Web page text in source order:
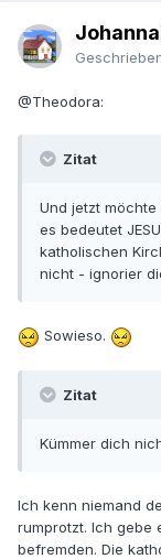
@Theodora:
Zitat
Und jetzt
es bedeutet
katholischen
nicht - ignorier
Sowieso.
Zitat
Kümmer dich
Ich kenn niemand
rumprotzt. Ich gebe
befremden. Die